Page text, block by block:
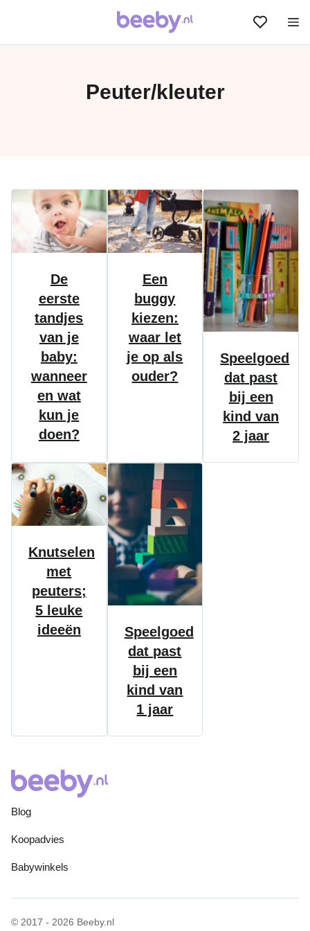
Peuter/kleuter
De
eerste
tandjes
van je
baby:
wanneer
en wat
kun je
doen?
Een
buggy
kiezen:
waar let
je op als
ouder?
Speelgoed
dat past
bij een
kind van
2 jaar
Knutselen
met
peuters;
5 leuke
ideeën
Speelgoed
dat past
bij een
kind van
1 jaar
Blog
Koopadvies
Babywinkels
© 2017 - 2026 Beeby.nl